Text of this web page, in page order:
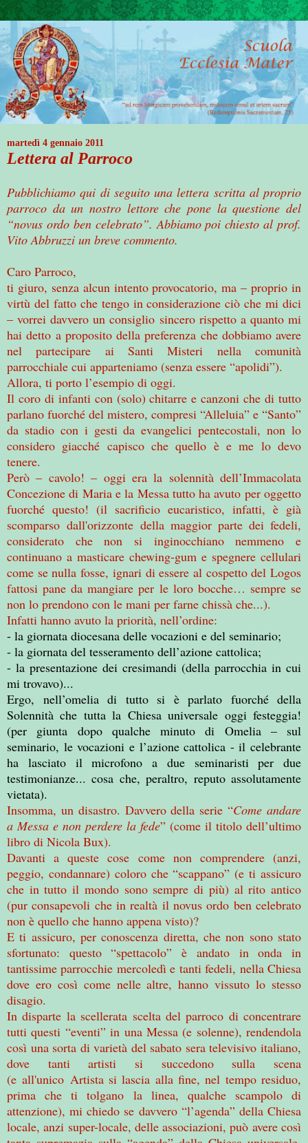
martedì 4 gennaio 2011
Lettera al Parroco
Pubblichiamo qui di seguito una lettera scritta al proprio
parroco da un nostro lettore che pone la questione del
“novus ordo ben celebrato”. Abbiamo poi chiesto al prof.
Vito Abbruzzi un breve commento.
Caro Parroco,
ti giuro, senza alcun intento provocatorio, ma – proprio in
virtù del fatto che tengo in considerazione ciò che mi dici
– vorrei davvero un consiglio sincero rispetto a quanto mi
hai detto a proposito della preferenza che dobbiamo avere
nel partecipare ai Santi Misteri nella comunità
parrocchiale cui apparteniamo (senza essere “apolidi”).
Allora, ti porto l’esempio di oggi.
Il coro di infanti con (solo) chitarre e canzoni che di tutto
parlano fuorché del mistero, compresi “Alleluia” e “Santo”
da stadio con i gesti da evangelici pentecostali, non lo
considero giacché capisco che quello è e me lo devo
tenere.
Però – cavolo! – oggi era la solennità dell’Immacolata
Concezione di Maria e la Messa tutto ha avuto per oggetto
fuorché questo! (il sacrificio eucaristico, infatti, è già
scomparso dall'orizzonte della maggior parte dei fedeli,
considerato che non si inginocchiano nemmeno e
continuano a masticare chewing-gum e spegnere cellulari
come se nulla fosse, ignari di essere al cospetto del Logos
fattosi pane da mangiare per le loro bocche… sempre se
non lo prendono con le mani per farne chissà che...).
Infatti hanno avuto la priorità, nell’ordine:
- la giornata diocesana delle vocazioni e del seminario;
- la giornata del tesseramento dell’azione cattolica;
- la presentazione dei cresimandi (della parrocchia in cui
mi trovavo)...
Ergo, nell’omelia di tutto si è parlato fuorché della
Solennità che tutta la Chiesa universale oggi festeggia!
(per giunta dopo qualche minuto di Omelia – sul
seminario, le vocazioni e l’azione cattolica - il celebrante
ha lasciato il microfono a due seminaristi per due
testimonianze... cosa che, peraltro, reputo assolutamente
vietata).
Insomma, un disastro. Davvero della serie “Come andare
a Messa e non perdere la fede” (come il titolo dell’ultimo
libro di Nicola Bux).
Davanti a queste cose come non comprendere (anzi,
peggio, condannare) coloro che “scappano” (e ti assicuro
che in tutto il mondo sono sempre di più) al rito antico
(pur consapevoli che in realtà il novus ordo ben celebrato
non è quello che hanno appena visto)?
E ti assicuro, per conoscenza diretta, che non sono stato
sfortunato: questo “spettacolo” è andato in onda in
tantissime parrocchie mercoledì e tanti fedeli, nella Chiesa
dove ero così come nelle altre, hanno vissuto lo stesso
disagio.
In disparte la scellerata scelta del parroco di concentrare
tutti questi “eventi” in una Messa (e solenne), rendendola
così una sorta di varietà del sabato sera televisivo italiano,
dove tanti artisti si succedono sulla scena
(e all'unico Artista si lascia alla fine, nel tempo residuo,
prima che ti tolgano la linea, qualche scampolo di
attenzione), mi chiedo se davvero “l’agenda” della Chiesa
locale, anzi super-locale, delle associazioni, può avere così